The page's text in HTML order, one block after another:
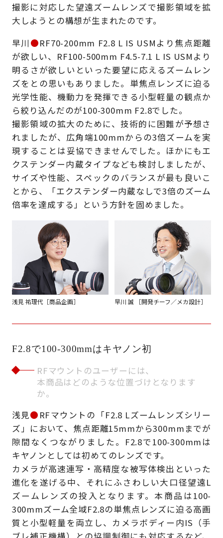
撮影に対応した望遠ズームレンズで撮影領域を拡
大しようとの構想が生まれたのです。
早川 ●RF70-200mm F2.8 L IS USMより焦点距離
が欲しい、RF100-500mm F4.5-7.1 L IS USMより
明るさが欲しいといった要望に応えるズームレン
ズをとの思いもありました。単焦点レンズに迫る
光学性能、機動力を発揮できる小型軽量の観点か
ら絞り込んだのが100-300mm F2.8でした。
撮影領域の拡大のために、技術的に困難が予想さ
れましたが、広角端100mmからの3倍ズームを実
現することは妥協できませんでした。ほかにもエ
クステンダー内蔵タイプなども検討しましたが、
サイズや性能、スペックのバランスが最も良いこ
とから、「エクステンダー内蔵なしで3倍のズーム
倍率を達成する」という方針を固めました。
浅見 祐理代［商品企画］ 早川 誠 ［開発チーフ／メカ設計］
F2.8で100-300mmはキヤノン初
RFマウントのユーザーには、
本商品はどのような位置づけとなります
か。
浅見● RFマウントの「F2.8 Lズームレンズシリー
ズ」において、焦点距離15mmから300mmまでが
隙間なくつながりました。F2.8で100-300mmは
キヤノンとしては初めてのレンズです。
カメラが高速連写・高精度な被写体検出といった
進化を遂げる中、それにふさわしい大口径望遠L
ズームレンズの投入となります。本商品は100-
300mmズーム全域F2.8の単焦点レンズに迫る高画
質と小型軽量を両立し、カメラボディー内IS（手